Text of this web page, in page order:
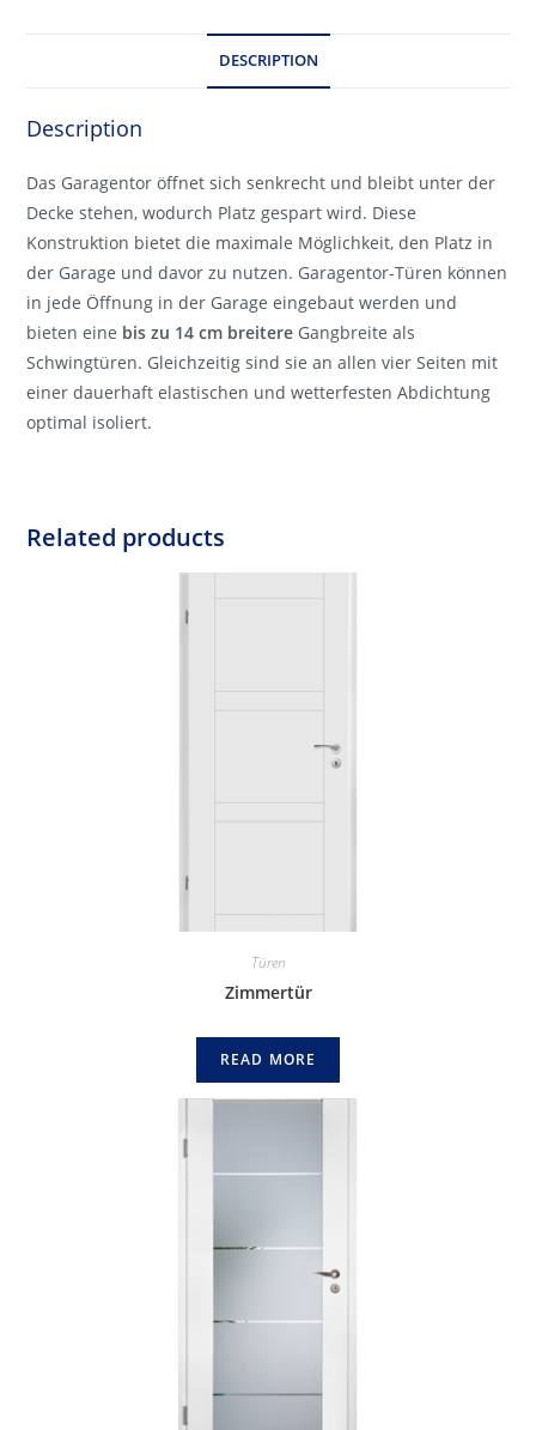
DESCRIPTION
Description
Das Garagentor öffnet sich senkrecht und bleibt unter der
Decke stehen, wodurch Platz gespart wird. Diese
Konstruktion bietet die maximale Möglichkeit, den Platz in
der Garage und davor zu nutzen. Garagentor-Türen können
in jede Öffnung in der Garage eingebaut werden und
bieten eine bis zu 14 cm breitere Gangbreite als
Schwingtüren. Gleichzeitig sind sie an allen vier Seiten mit
einer dauerhaft elastischen und wetterfesten Abdichtung
optimal isoliert.
Related products
Türen
Zimmertür
READ MORE